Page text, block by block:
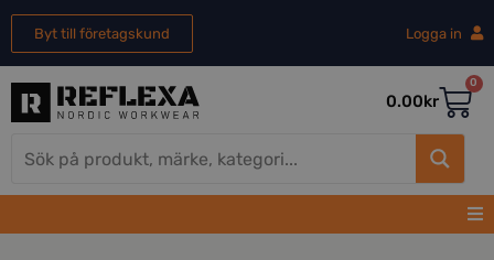
Byt till företagskund Logga in
0.00kr
0